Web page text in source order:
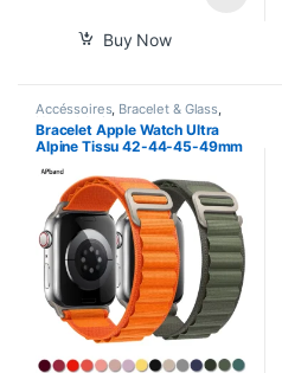
Buy Now
Accéssoires, Bracelet & Glass,
Nouvel Arrivage
Bracelet Apple Watch Ultra
Alpine Tissu 42-44-45-49mm